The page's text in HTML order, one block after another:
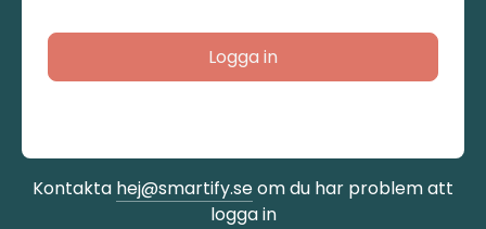
Kontakta hej@smartify.seom du har problem att
logga in